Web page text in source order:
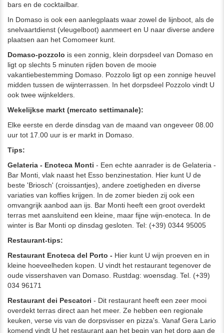
bars en de cocktailbar.
In Domaso is ook een aanlegplaats waar zowel de lijnboot, als de
snelvaartdienst (vleugelboot) aanmeert en U naar diverse andere
plaatsen aan het Comomeer kunt.
Domaso-pozzolo is een zonnig, klein dorpsdeel van Domaso en
ligt op slechts 5 minuten rijden boven de mooie
vakantiebestemming Domaso. Pozzolo ligt op een zonnige heuvel
midden tussen de wijnterrassen. In het dorpsdeel Pozzolo vindt U
ook twee wijnkelders.
Wekelijkse markt (mercato settimanale):
Elke eerste en derde dinsdag van de maand van ongeveer 08.00
uur tot 17.00 uur is er markt in Domaso.
Tips:
Gelateria - Enoteca Monti - Een echte aanrader is de Gelateria -
Bar Monti, vlak naast het Esso benzinestation. Hier kunt U de
beste 'Briosch' (croissantjes), andere zoetigheden en diverse
variaties van koffies krijgen. In de zomer bieden zij ook een
omvangrijk aanbod aan ijs. Bar Monti heeft een groot overdekt
terras met aansluitend een kleine, maar fijne wijn-enoteca. In de
winter is Bar Monti op dinsdag gesloten. Tel: (+39) 0344 95005
Restaurant-tips:
Restaurant Enoteca del Porto - Hier kunt U wijn proeven en in
kleine hoeveelheden kopen. U vindt het restaurant tegenover de
oude vissershaven van Domaso. Rustdag: woensdag. Tel. (+39)
034 96171
Restaurant dei Pescatori - Dit restaurant heeft een zeer mooi
overdekt terras direct aan het meer. Ze hebben een regionale
keuken, verse vis van de dorpsvisser en pizza's. Vanaf Gera Lario
komend vindt U het restaurant aan het begin van het dorp aan de